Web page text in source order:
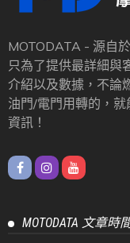
MOTODATA - 源自
只為了提供最詳細與
介紹以及數據，不論
油門/電門用轉的，
資訊！
MOTODATA 文章時